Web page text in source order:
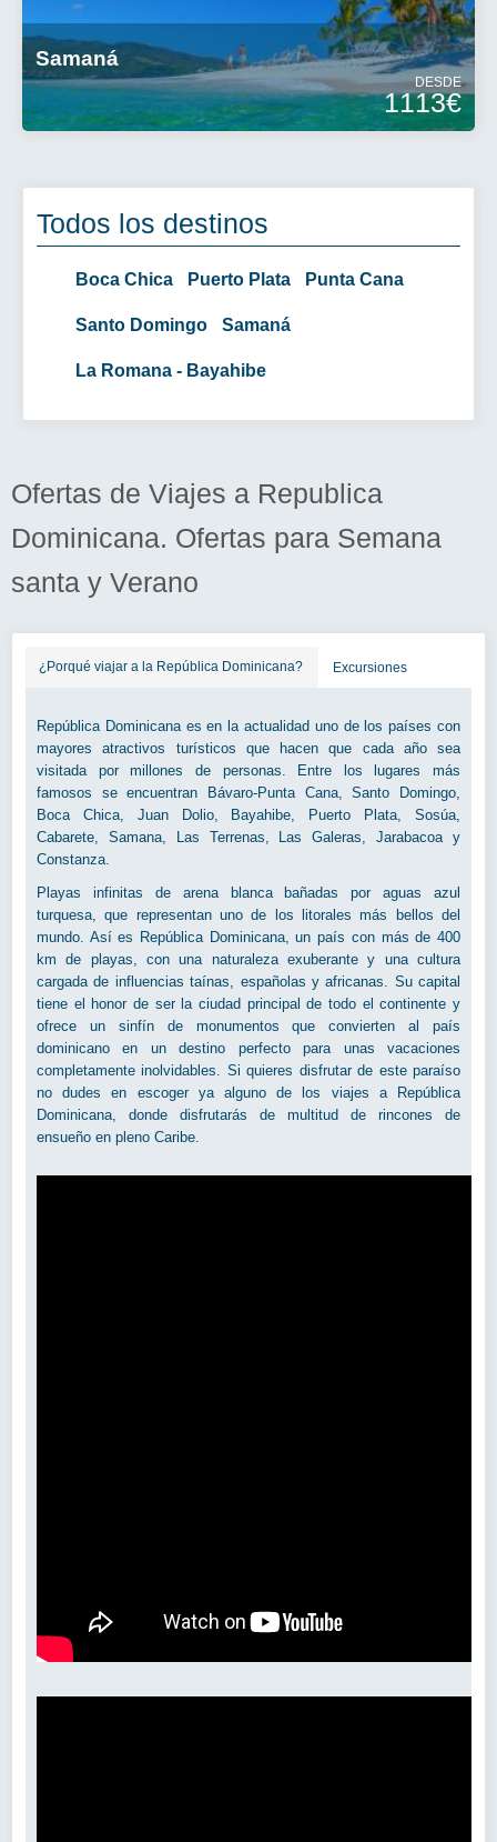
Samaná
DESDE
1113€
Todos los destinos
Boca Chica Puerto Plata Punta Cana
Santo Domingo Samaná
La Romana - Bayahibe
Ofertas de Viajes a Republica
Dominicana. Ofertas para Semana
santa y Verano
¿Porqué viajar a la República Dominicana? Excursiones
República Dominicana es en la actualidad uno de los países con
mayores atractivos turísticos que hacen que cada año sea
visitada por millones de personas. Entre los lugares más
famosos se encuentran Bávaro-Punta Cana, Santo Domingo,
Boca Chica, Juan Dolio, Bayahibe, Puerto Plata, Sosúa,
Cabarete, Samana, Las Terrenas, Las Galeras, Jarabacoa y
Constanza.
Playas infinitas de arena blanca bañadas por aguas azul
turquesa, que representan uno de los litorales más bellos del
mundo. Así es República Dominicana, un país con más de 400
km de playas, con una naturaleza exuberante y una cultura
cargada de influencias taínas, españolas y africanas. Su capital
tiene el honor de ser la ciudad principal de todo el continente y
ofrece un sinfín de monumentos que convierten al país
dominicano en un destino perfecto para unas vacaciones
completamente inolvidables. Si quieres disfrutar de este paraíso
no dudes en escoger ya alguno de los viajes a República
Dominicana, donde disfrutarás de multitud de rincones de
ensueño en pleno Caribe.